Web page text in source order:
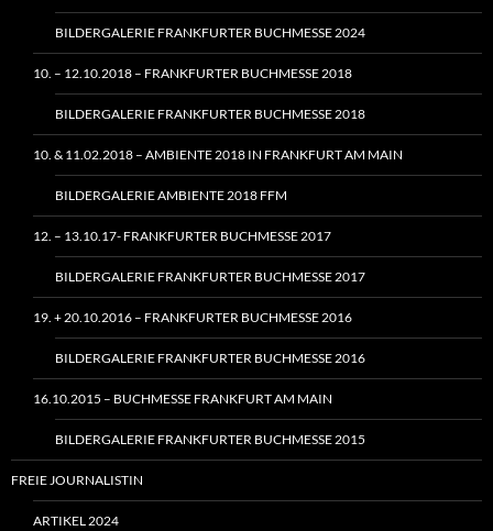
BILDERGALERIE FRANKFURTER BUCHMESSE 2024
10. – 12.10.2018 – FRANKFURTER BUCHMESSE 2018
BILDERGALERIE FRANKFURTER BUCHMESSE 2018
10. & 11.02.2018 – AMBIENTE 2018 IN FRANKFURT AM MAIN
BILDERGALERIE AMBIENTE 2018 FFM
12. – 13.10.17- FRANKFURTER BUCHMESSE 2017
BILDERGALERIE FRANKFURTER BUCHMESSE 2017
19. + 20.10.2016 – FRANKFURTER BUCHMESSE 2016
BILDERGALERIE FRANKFURTER BUCHMESSE 2016
16.10.2015 – BUCHMESSE FRANKFURT AM MAIN
BILDERGALERIE FRANKFURTER BUCHMESSE 2015
FREIE JOURNALISTIN
ARTIKEL 2024